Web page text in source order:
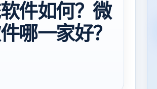
件如何？微
哪一家好？